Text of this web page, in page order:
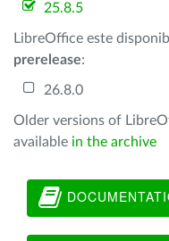
25.8.5
LibreOffice este
prerelease:
26.8.0
Older versions of
available in the archive